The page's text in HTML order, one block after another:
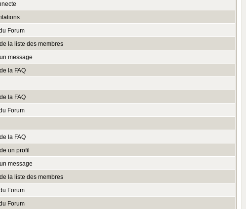
Forum
la liste des membres
message
la FAQ
la FAQ
Forum
la FAQ
un profil
message
la liste des membres
Forum
Forum